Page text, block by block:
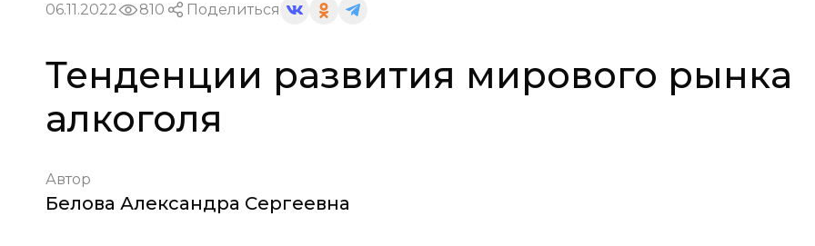
06.11.2022 810 Поделиться
Тенденции развития мирового рынка
алкоголя
Автор
Белова Александра Сергеевна